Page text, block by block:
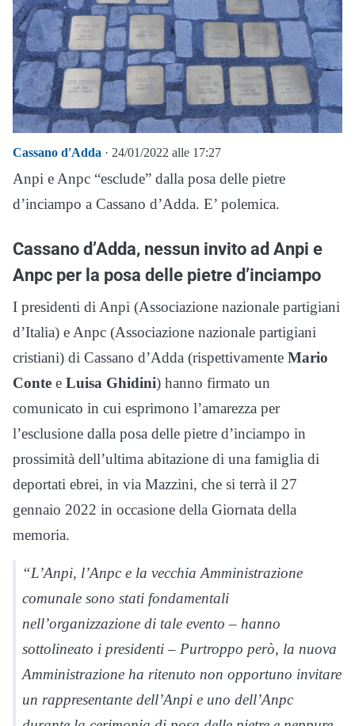
Cassano d'Adda · 24/01/2022 alle 17:27
Anpi e Anpc “esclude” dalla posa delle pietre
d’inciampo a Cassano d’Adda. E’ polemica.
Cassano d’Adda, nessun invito ad Anpi e
Anpc per la posa delle pietre d’inciampo
I presidenti di Anpi (Associazione nazionale partigiani
d’Italia) e Anpc (Associazione nazionale partigiani
cristiani) di Cassano d’Adda (rispettivamente Mario
Conte e Luisa Ghidini) hanno firmato un
comunicato in cui esprimono l’amarezza per
l’esclusione dalla posa delle pietre d’inciampo in
prossimità dell’ultima abitazione di una famiglia di
deportati ebrei, in via Mazzini, che si terrà il 27
gennaio 2022 in occasione della Giornata della
memoria.
“L’Anpi, l’Anpc e la vecchia Amministrazione
comunale sono stati fondamentali
nell’organizzazione di tale evento – hanno
sottolineato i presidenti – Purtroppo però, la nuova
Amministrazione ha ritenuto non opportuno invitare
un rappresentante dell’Anpi e uno dell’Anpc